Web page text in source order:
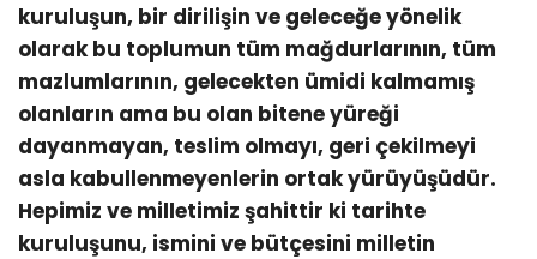
kuruluşun, bir dirilişin ve geleceğe yönelik
olarak bu toplumun tüm mağdurlarının, tüm
mazlumlarının, gelecekten ümidi kalmamış
olanların ama bu olan bitene yüreği
dayanmayan, teslim olmayı, geri çekilmeyi
asla kabullenmeyenlerin ortak yürüyüşüdür.
Hepimiz ve milletimiz şahittir ki tarihte
kuruluşunu, ismini ve bütçesini milletin